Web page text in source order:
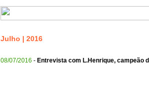
Julho | 2016
08/07/2016 - Entrevista com L.Henrique, campeão